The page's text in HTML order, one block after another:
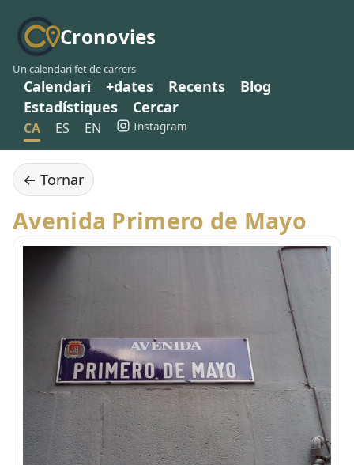
Cronovies
Un calendari fet de carrers
Calendari +dates Recents
Blog
Estadístiques
Cercar
CA ES EN Instagram
← Tornar
Avenida Primero de Mayo